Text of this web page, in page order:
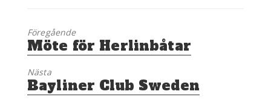
Föregående
Föregående
inlägg:
Möte för Herlinbåtar
Nästa
Nästa
inlägg:
Bayliner Club Sweden